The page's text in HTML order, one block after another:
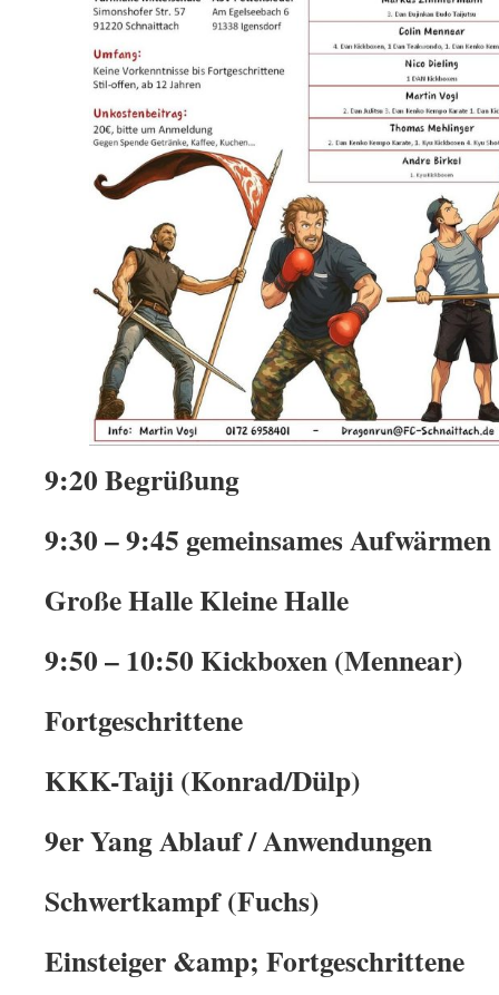
9:20 Begrüßung
9:30 – 9:45 gemeinsames
Große Halle Kleine Halle
9:50 – 10:50 Kickboxen (Mennear)
Fortgeschrittene
KKK-Taiji (Konrad/Dülp)
9er Yang Ablauf / Anwendungen
Schwertkampf (Fuchs)
Einsteiger &amp; Fortgeschrittene